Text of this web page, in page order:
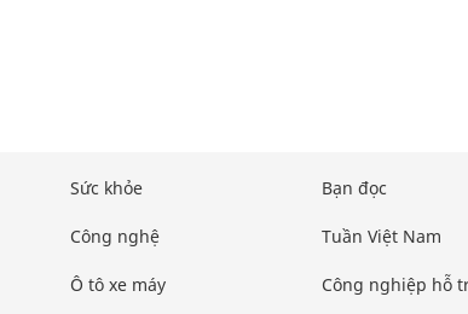
Sức khỏe
Công nghệ
Ô tô xe máy
Bạn đọc
Tuần Việt Nam
Công nghiệp hỗ